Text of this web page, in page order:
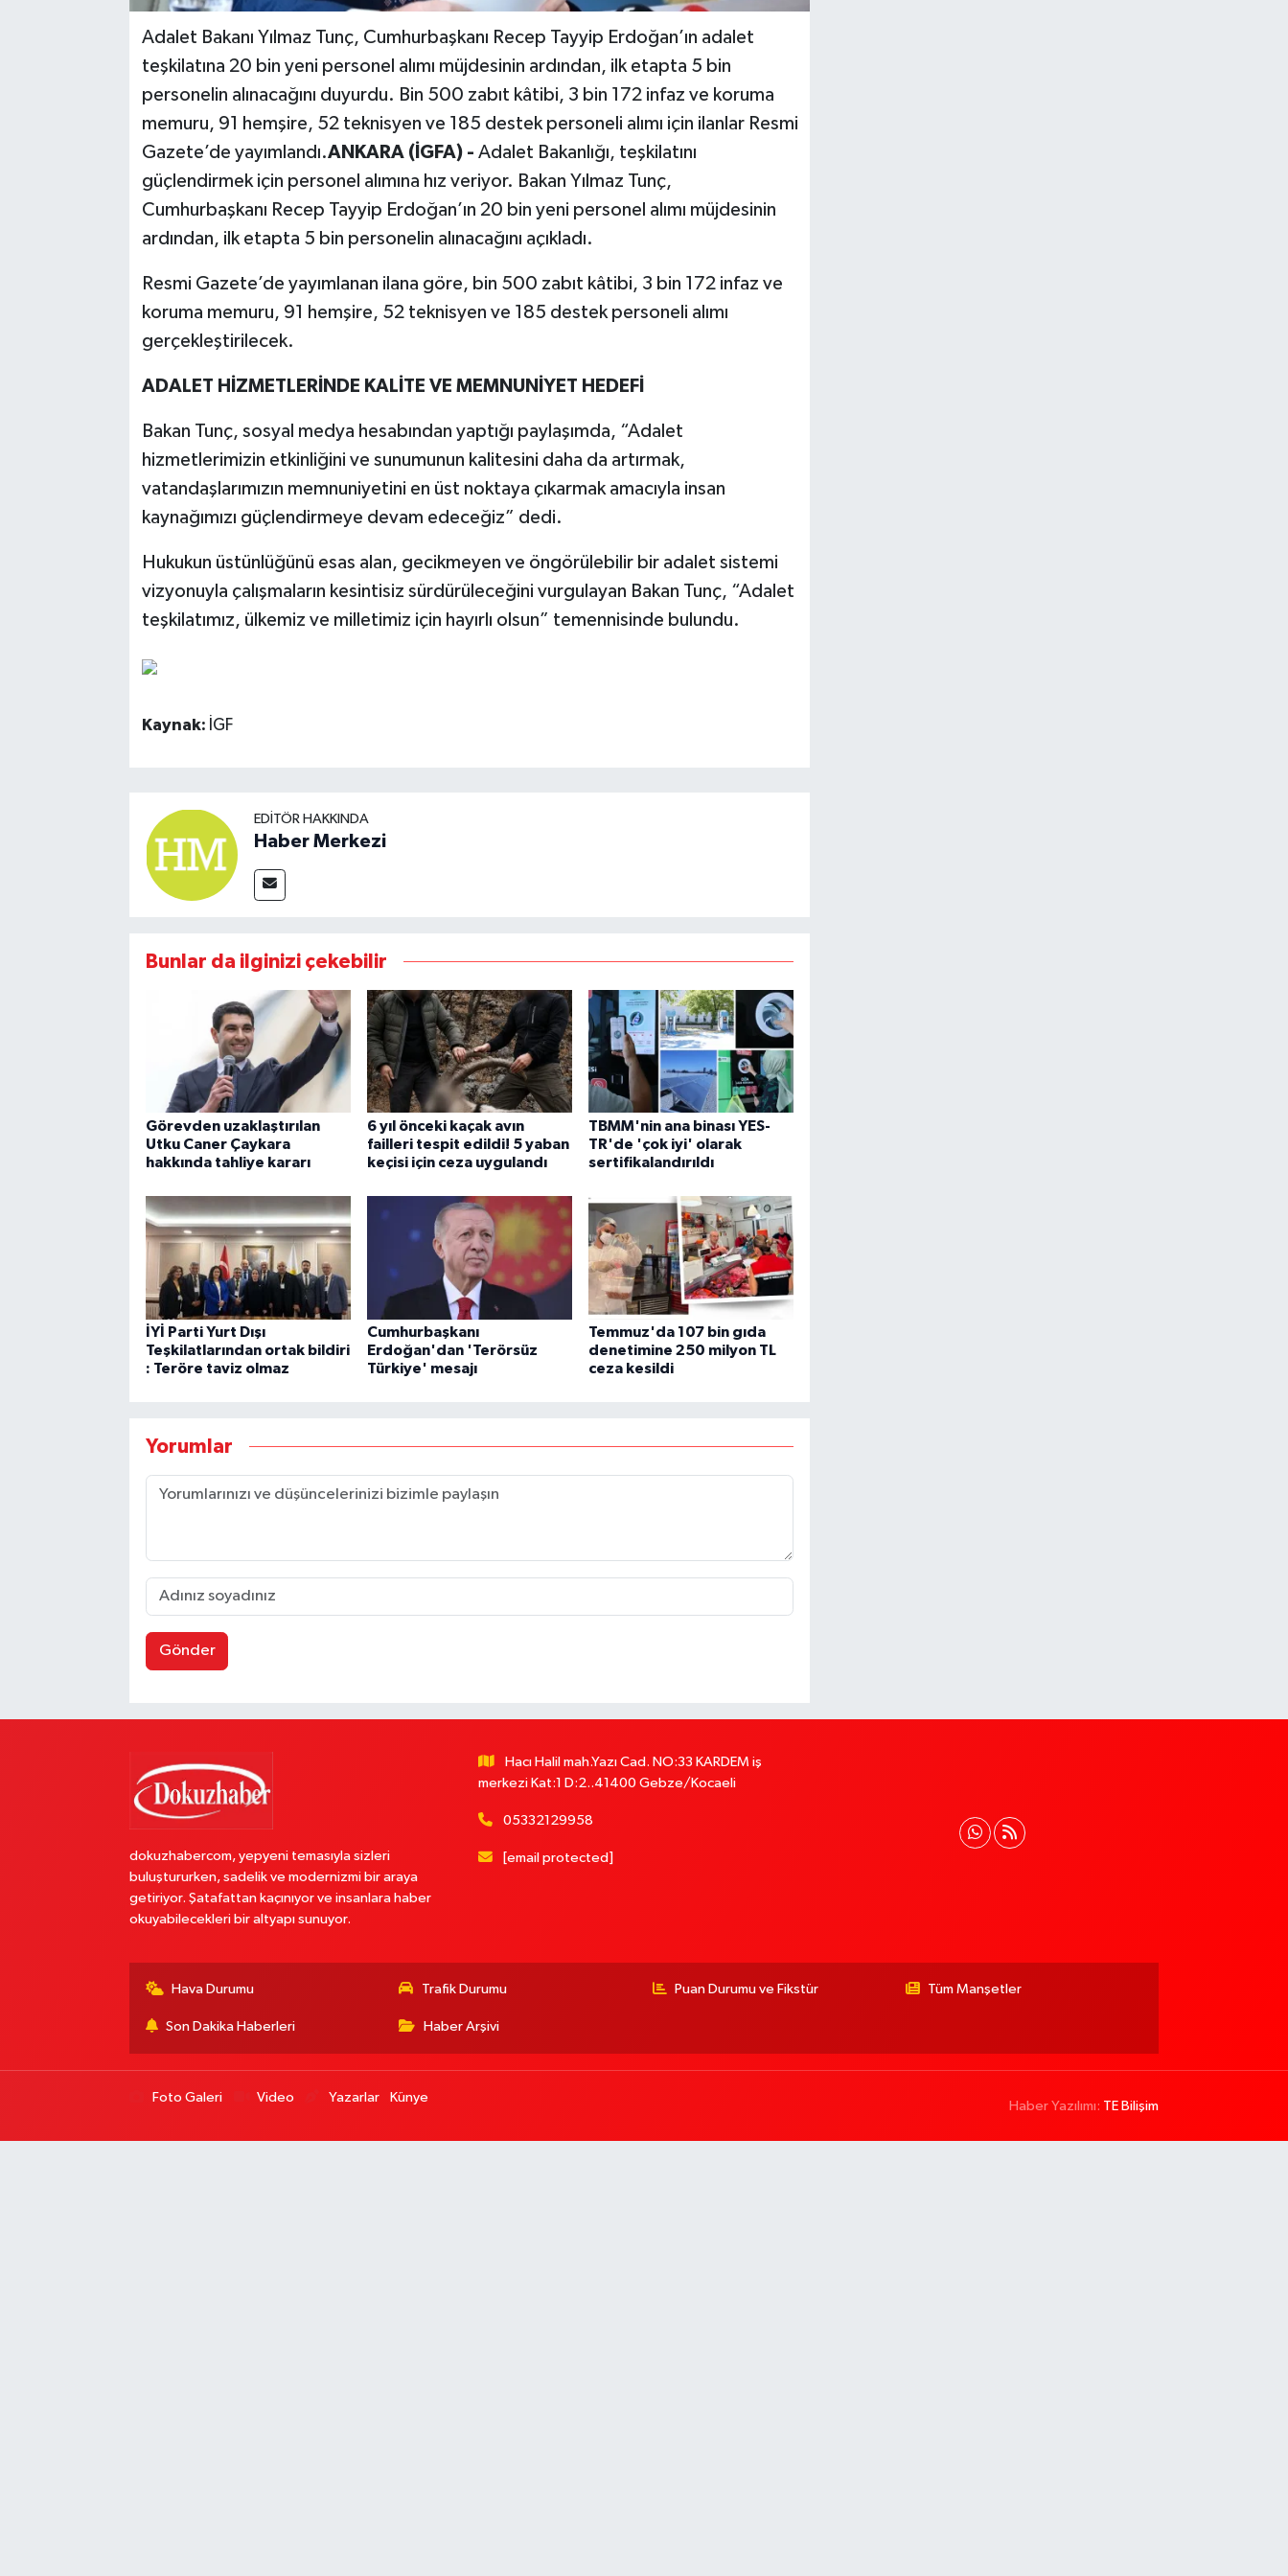
Adalet Bakanı Yılmaz Tunç, Cumhurbaşkanı Recep Tayyip Erdoğan’ın adalet
teşkilatına 20 bin yeni personel alımı müjdesinin ardından, ilk etapta 5 bin
personelin alınacağını duyurdu. Bin 500 zabıt kâtibi, 3 bin 172 infaz ve koruma
memuru, 91 hemşire, 52 teknisyen ve 185 destek personeli alımı için ilanlar Resmi
Gazete’de yayımlandı.ANKARA (İGFA) - Adalet Bakanlığı, teşkilatını
güçlendirmek için personel alımına hız veriyor. Bakan Yılmaz Tunç,
Cumhurbaşkanı Recep Tayyip Erdoğan’ın 20 bin yeni personel alımı müjdesinin
ardından, ilk etapta 5 bin personelin alınacağını açıkladı.
Resmi Gazete’de yayımlanan ilana göre, bin 500 zabıt kâtibi, 3 bin 172 infaz ve
koruma memuru, 91 hemşire, 52 teknisyen ve 185 destek personeli alımı
gerçekleştirilecek.
ADALET HİZMETLERİNDE KALİTE VE MEMNUNİYET HEDEFİ
Bakan Tunç, sosyal medya hesabından yaptığı paylaşımda, “Adalet
hizmetlerimizin etkinliğini ve sunumunun kalitesini daha da artırmak,
vatandaşlarımızın memnuniyetini en üst noktaya çıkarmak amacıyla insan
kaynağımızı güçlendirmeye devam edeceğiz” dedi.
Hukukun üstünlüğünü esas alan, gecikmeyen ve öngörülebilir bir adalet sistemi
vizyonuyla çalışmaların kesintisiz sürdürüleceğini vurgulayan Bakan Tunç, “Adalet
teşkilatımız, ülkemiz ve milletimiz için hayırlı olsun” temennisinde bulundu.
Kaynak: İGF
EDITÖR HAKKINDA
Haber Merkezi
Bunlar da ilginizi çekebilir
Görevden uzaklaştırılan
Utku Caner Çaykara
hakkında tahliye kararı
6 yıl önceki kaçak avın
failleri tespit edildi! 5 yaban
keçisi için ceza uygulandı
TBMM'nin ana binası YES-
TR'de 'çok iyi' olarak
sertifikalandırıldı
İYİ Parti Yurt Dışı
Teşkilatlarından ortak bildiri
: Teröre taviz olmaz
Cumhurbaşkanı
Erdoğan'dan 'Terörsüz
Türkiye' mesajı
Temmuz'da 107 bin gıda
denetimine 250 milyon TL
ceza kesildi
Yorumlar
Gönder
dokuzhabercom, yepyeni temasıyla sizleri
buluştururken, sadelik ve modernizmi bir araya
getiriyor. Şatafattan kaçınıyor ve insanlara haber
okuyabilecekleri bir altyapı sunuyor.
Hacı Halil mah.Yazı Cad. NO:33 KARDEM iş
merkezi Kat:1 D:2..41400 Gebze/Kocaeli
05332129958
[email protected]
Hava Durumu Trafik Durumu Puan Durumu ve Fikstür Tüm Manşetler
Son Dakika Haberleri Haber Arşivi
Foto Galeri Video Yazarlar Künye
Haber Yazılımı: TE Bilişim